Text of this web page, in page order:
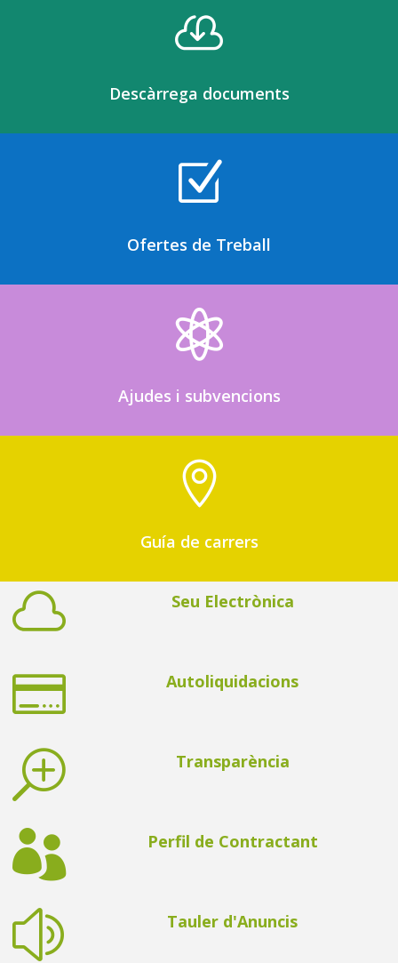

Descàrrega documents
Z
Ofertes de Treball

Ajudes i subvencions

Guía de carrers
 Seu Electrònica
 Autoliquidacions
T Transparència
 Perfil de Contractant
z Tauler d'Anuncis